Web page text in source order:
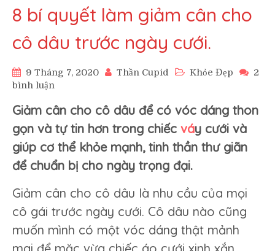
8 bí quyết làm giảm cân cho
cô dâu trước ngày cưới.
9 Tháng 7, 2020 Thần Cupid Khỏe Đẹp
2
bình luận
bí
quyết
làm
giảm
cân
cô
dâu
trước
ngày
Giảm cân cho cô dâu để có vóc dáng thon
gọn và tự tin hơn trong chiếc váy cưới và
giúp cơ thể khỏe mạnh, tinh thần thư giãn
để chuẩn bị cho ngày trọng đại.
Giảm cân cho cô dâu là nhu cầu của mọi
cô gái trước ngày cưới. Cô dâu nào cũng
muốn mình có một vóc dáng thật mảnh